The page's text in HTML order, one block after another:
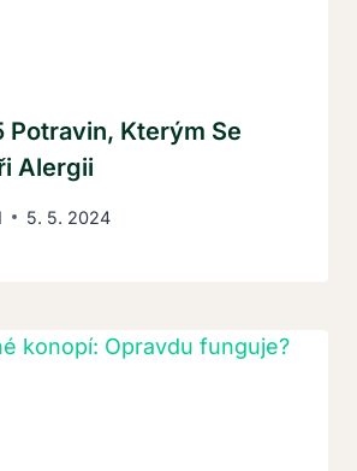
Potravin, Kterým Se
Alergii
5. 5. 2024